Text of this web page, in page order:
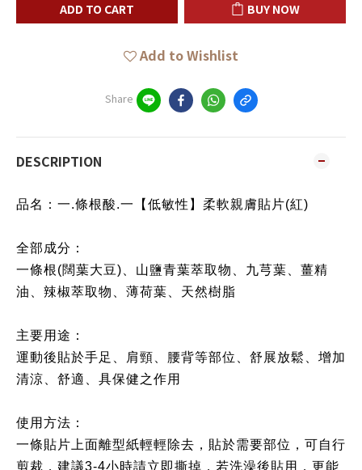
ADD TO CART BUY NOW
Add to Wishlist
Share
DESCRIPTION
品名： 一.條根酸.一【低敏性】柔軟親膚貼片(紅)
全部成分：
一條根(闊葉大豆)、山鹽青葉萃取物、九芎葉、薑精
油、辣椒萃取物、薄荷葉、天然樹脂
主要用途：
運動後貼於手足、肩頸、腰背等部位、舒展放鬆、增加
清涼、舒適、具保健之作用
使用方法：
一條貼片上面離型紙輕輕除去，貼於需要部位，可自行
剪裁，建議3-4小時請立即撕掉，若洗澡後貼用，更能